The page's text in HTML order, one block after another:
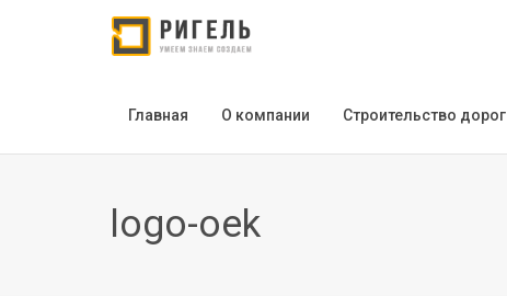
Главная О компании Строительство дорог
logo-oek